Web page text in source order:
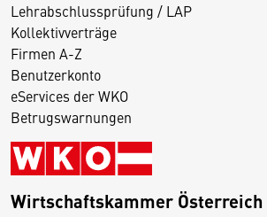
Lehrabschlussprüfung / LAP
Kollektivverträge
Firmen A-Z
Benutzerkonto
eServices der WKO
Betrugswarnungen
Wirtschaftskammer Österreich